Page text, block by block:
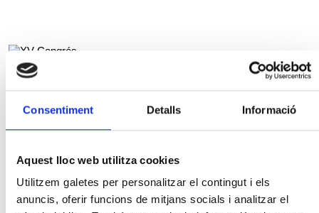
Consentiment Detalls Informació
Aquest lloc web utilitza cookies
Utilitzem galetes per personalitzar el contingut i els
anuncis, oferir funcions de mitjans socials i analitzar el